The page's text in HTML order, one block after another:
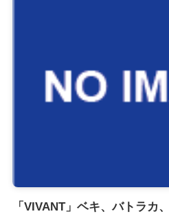
「VIVANT」ベキ、バトラカ